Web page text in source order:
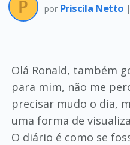
por Priscila Netto |
Olá Ronald, também
para mim, não me
precisar mudo o dia,
uma forma de
O diário é como se